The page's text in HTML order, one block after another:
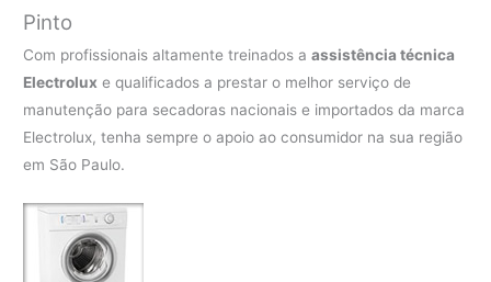
Pinto
Com profissionais altamente treinados aassistência técnica
Electrolux e qualificados a prestar o melhor serviço de
manutenção para secadoras nacionais e importados da marca
Electrolux, tenha sempre o apoio ao consumidor na sua região
em São Paulo.